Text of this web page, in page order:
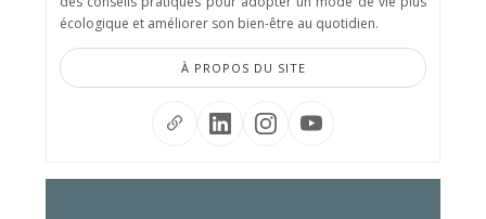
écologique et améliorer son bien-être au quotidien.
À PROPOS DU SITE